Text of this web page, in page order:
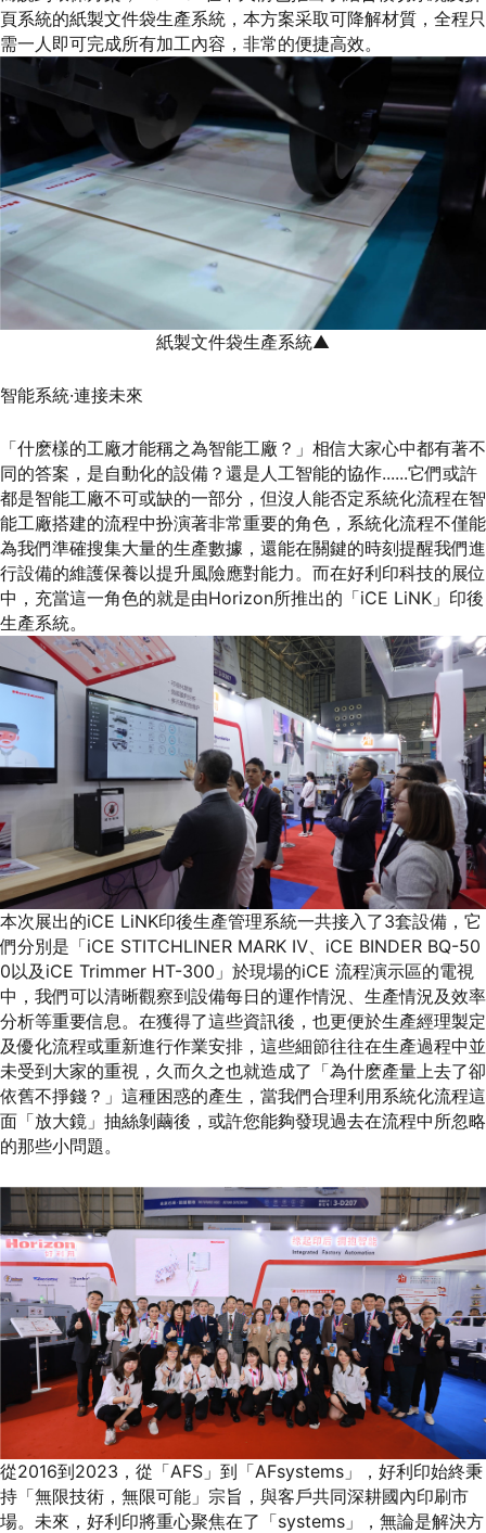
頁系統的紙製文件袋生產系統，本方案采取可降解材質，全程只
需一人即可完成所有加工內容，非常的便捷高效。
紙製文件袋生產系統▲
智能系統·連接未來
「什麽樣的工廠才能稱之為智能工廠？」相信大家心中都有著不
同的答案，是自動化的設備？還是人工智能的協作......它們或許
都是智能工廠不可或缺的一部分，但沒人能否定系統化流程在智
能工廠搭建的流程中扮演著非常重要的角色，系統化流程不僅能
為我們準確搜集大量的生產數據，還能在關鍵的時刻提醒我們進
行設備的維護保養以提升風險應對能力。而在好利印科技的展位
中，充當這一角色的就是由Horizon所推出的「iCE LiNK」印後
生產系統。
本次展出的iCE LiNK印後生產管理系統一共接入了3套設備，它
們分別是「iCE STITCHLINER MARK Ⅳ、iCE BINDER BQ-50
0以及iCE Trimmer HT-300」於現場的iCE 流程演示區的電視
中，我們可以清晰觀察到設備每日的運作情況、生產情況及效率
分析等重要信息。在獲得了這些資訊後，也更便於生產經理製定
及優化流程或重新進行作業安排，這些細節往往在生產過程中並
未受到大家的重視，久而久之也就造成了「為什麽產量上去了卻
依舊不掙錢？」這種困惑的產生，當我們合理利用系統化流程這
面「放大鏡」抽絲剝繭後，或許您能夠發現過去在流程中所忽略
的那些小問題。
從2016到2023，從「AFS」到「AFsystems」，好利印始終秉
持「無限技術，無限可能」宗旨，與客戶共同深耕國內印刷市
場。未來，好利印將重心聚焦在了「systems」，無論是解決方